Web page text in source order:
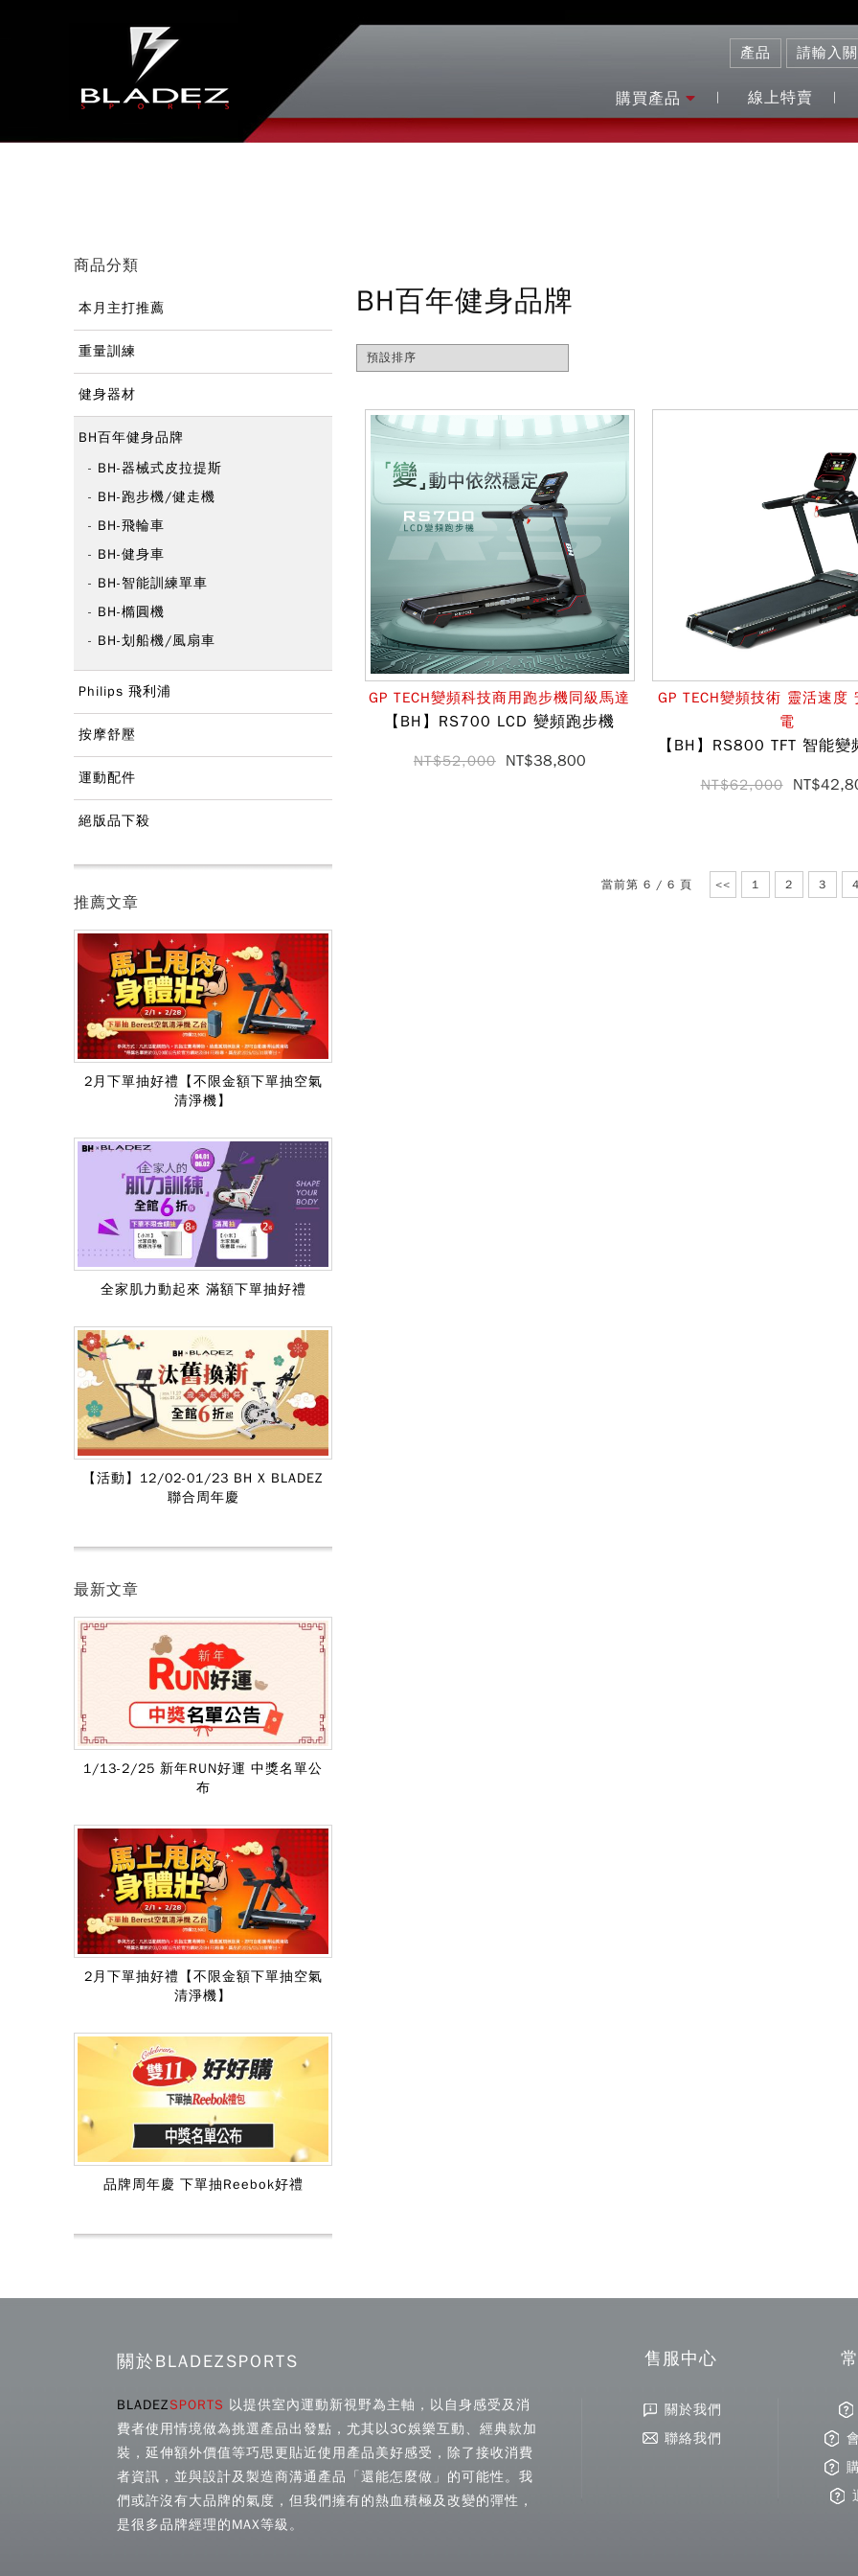
購買產品 線上特賣
商品分類
本月主打推薦
重量訓練
健身器材
BH百年健身品牌
BH-器械式皮拉提斯
BH-跑步機/健走機
BH-飛輪車
BH-健身車
BH-智能訓練單車
BH-橢圓機
BH-划船機/風扇車
Philips 飛利浦
按摩舒壓
運動配件
絕版品下殺
推薦文章
2月下單抽好禮【不限金額下單抽空氣
清淨機】
全家肌力動起來 滿額下單抽好禮
【活動】12/02-01/23 BH X BLADEZ
聯合周年慶
最新文章
1/13-2/25 新年RUN好運 中獎名單公
布
2月下單抽好禮【不限金額下單抽空氣
清淨機】
品牌周年慶 下單抽Reebok好禮
BH百年健身品牌
GP TECH變頻科技商用跑步機同級馬達
【BH】RS700 LCD 變頻跑步機
NT$52,000 NT$38,800
GP TECH變頻技術 靈活速度
電
【BH】RS800 TFT 智能變
NT$62,000
當前第 6 / 6 頁 << 1 2 3 4
關於BLADEZSPORTS
BLADEZSPORTS 以提供室內運動新視野為主軸，以自身感受及消
費者使用情境做為挑選產品出發點，尤其以3C娛樂互動、經典款加
裝，延伸額外價值等巧思更貼近使用產品美好感受，除了接收消費
者資訊，並與設計及製造商溝通產品「還能怎麼做」的可能性。我
們或許沒有大品牌的氣度，但我們擁有的熱血積極及改變的彈性，
是很多品牌經理的MAX等級。
售服中心
關於我們
聯絡我們